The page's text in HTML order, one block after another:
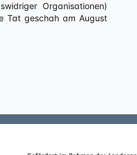
Organisationen)
Tat geschah am August